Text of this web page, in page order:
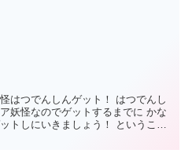
はつでんしんゲット！ はつでんし
妖怪なのでゲットするまでに かな
トしにいきましょう！ ということ